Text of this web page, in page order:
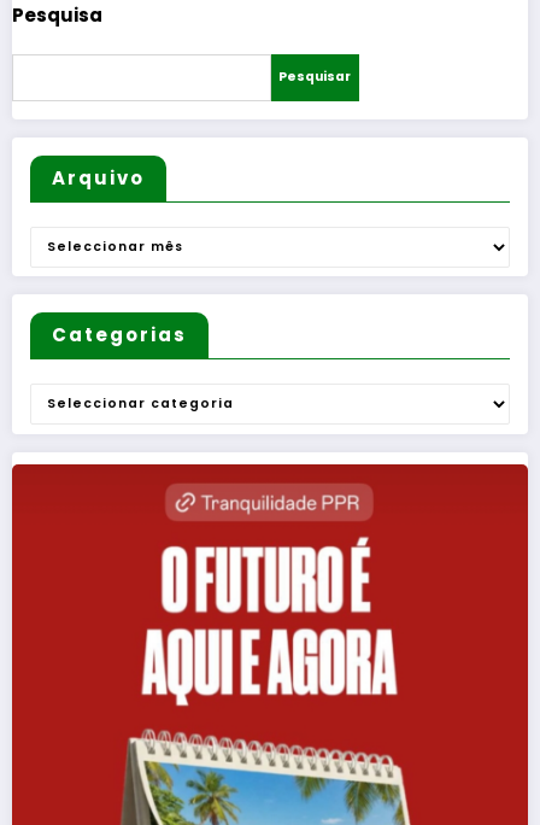
Pesquisa
Pesquisar
Arquivo
Arquivo
Categorias
Categorias